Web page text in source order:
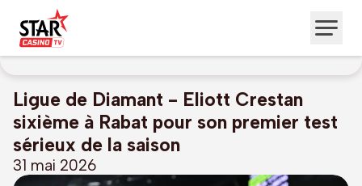
Ligue de Diamant - Eliott Crestan
sixième à Rabat pour son premier test
sérieux de la saison
31 mai 2026